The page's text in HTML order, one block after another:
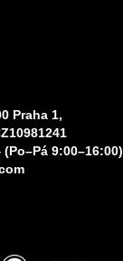
Praha 1,
9:00–16:00)